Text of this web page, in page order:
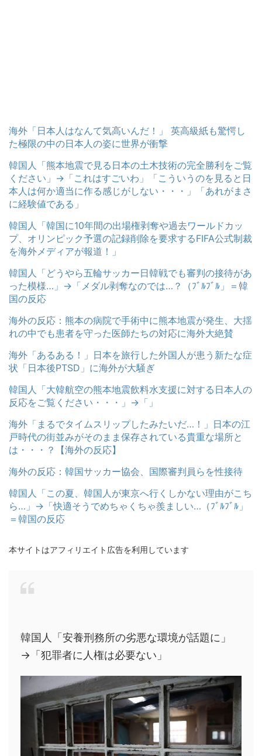
海外「日本人はなんて気高いんだ！」 英高級紙も驚愕し
た極限の中の日本人の姿に世界が衝撃
韓国人「熊本地震で見る日本の土木技術の完全勝利をご覧
ください」→「これはすごいわ」「こういうのを見ると日
本人は何か適当に作る感じがしない・・・」「あれがまさ
に経験値である」
韓国人「韓国に10年間の出場権剥奪や過去ワールドカッ
プ、オリンピック予選の記録削除を要求するFIFA公式制裁
を海外メディアが報道！」
韓国人「どうやら五輪サッカー日韓戦でも審判の接待があ
った模様…」→「メダル剥奪なのでは…？（ﾌﾞﾙﾌﾞﾙ」＝韓
国の反応
海外の反応：熊本の病院で手術中に熊本地震が発生、大揺
れの中でも患者を守った医師たちの対応に海外大絶賛
海外「あるある！」日本を旅行した外国人が患う新たな症
状「日本後PTSD」に海外が大騒ぎ
韓国人「大韓航空の熊本地震飲料水支援に対する日本人の
反応をご覧ください・・・」→「」
海外「まるでタイムスリップしたみたいだ…！」日本の江
戸時代の街並みがそのまま保存されている貴重な場所と
は・・・？【海外の反応】
海外の反応：韓国サッカー協会、国際審判員らを性接待
韓国人「この夏、韓国人が東京へ行くしかない理由がこち
ら…」→「快適そうでめちゃくちゃ羨ましい…（ﾌﾞﾙﾌﾞﾙ」
＝韓国の反応
本サイトはアフィリエイト広告を利用しています
韓国人「安養刑務所の劣悪な環境が話題に」
→「犯罪者に人権は必要ない」